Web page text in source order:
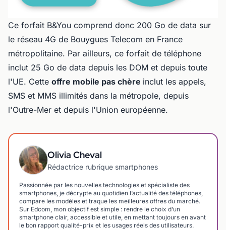
Ce forfait B&You comprend donc 200 Go de data sur
le réseau 4G de Bouygues Telecom en France
métropolitaine. Par ailleurs, ce forfait de téléphone
inclut 25 Go de data depuis les DOM et depuis toute
l'UE. Cette offre mobile pas chère inclut les appels,
SMS et MMS illimités dans la métropole, depuis
l'Outre-Mer et depuis l'Union européenne.
Olivia Cheval
Rédactrice rubrique smartphones
Passionnée par les nouvelles technologies et spécialiste des
smartphones, je décrypte au quotidien l’actualité des téléphones,
compare les modèles et traque les meilleures offres du marché.
Sur Edcom, mon objectif est simple : rendre le choix d’un
smartphone clair, accessible et utile, en mettant toujours en avant
le bon rapport qualité-prix et les usages réels des utilisateurs.